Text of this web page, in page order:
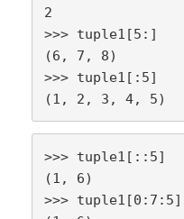
2
>>> tuple1[5:]
(6, 7, 8)
>>> tuple1[:5]
(1, 2, 3, 4, 5)
>>> tuple1[::5]
(1, 6)
>>> tuple1[0:7:5]